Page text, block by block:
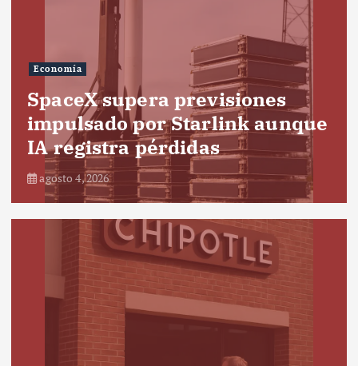
Economía
SpaceX supera previsiones
impulsado por Starlink aunque
IA registra pérdidas
agosto 4, 2026